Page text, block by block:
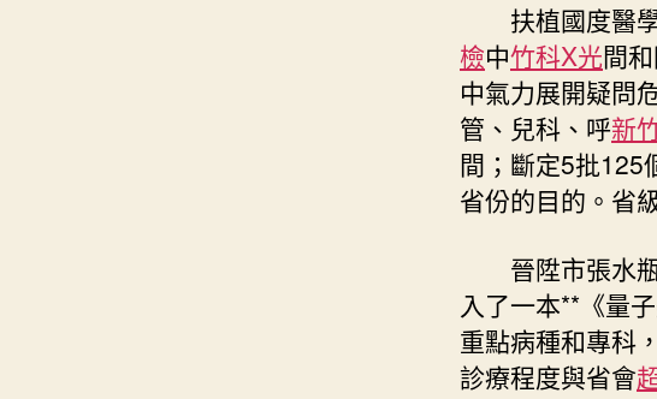
扶植國度醫學
檢中竹科X光間
中氣力展開疑問
管、兒科、呼新
間；斷定5批125
省份的目的。省
晉陞市張水
入了一本**《量
重點病種和專科
診療程度與省會